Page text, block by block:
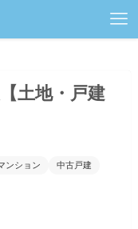
土地・戸建
ンション
中古戸建